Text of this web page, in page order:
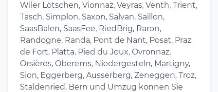
Wiler Lötschen, Vionnaz, Veyras, Venth, Trient,
Täsch, Simplon, Saxon, Salvan, Saillon,
SaasBalen, SaasFee, RiedBrig, Raron,
Randogne, Randa, Pont de Nant, Posat, Praz
de Fort, Platta, Pied du Joux, Ovronnaz,
Orsières, Oberems, Niedergesteln, Martigny,
Sion, Eggerberg, Ausserberg, Zeneggen, Troz,
Staldenried, Bern und Umzug können Sie